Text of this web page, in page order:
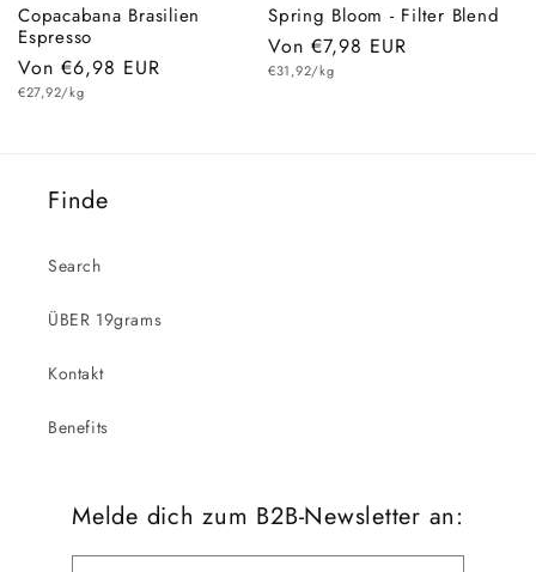
Copacabana Brasilien
Espresso
Normaler
Preis
Von €6,98 EUR
Grundpreis
€27,92/kg
Spring Bloom - Filter Blend
Normaler
Preis
Von €7,98 EUR
Grundpreis
€31,92/kg
Finde
Search
ÜBER 19grams
Kontakt
Benefits
Melde dich zum B2B-Newsletter an: